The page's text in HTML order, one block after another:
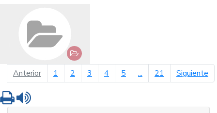
Anteriorpágina anterior
1 2 3 4 5 ... 21 Siguiente
Imprimir